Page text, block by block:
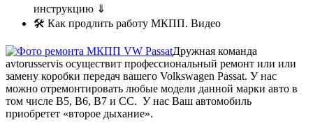
инструкцию ⇓
🛠 Как продлить работу МКПП. Видео
Дружная команда
avtorusservis осуществит профессиональный ремонт или или
замену коробки передач вашего Volkswagen Passat. У нас
можно отремонтировать любые модели данной марки авто в
том числе B5, B6, B7 и СС. У нас Ваш автомобиль
приобретет «второе дыхание».